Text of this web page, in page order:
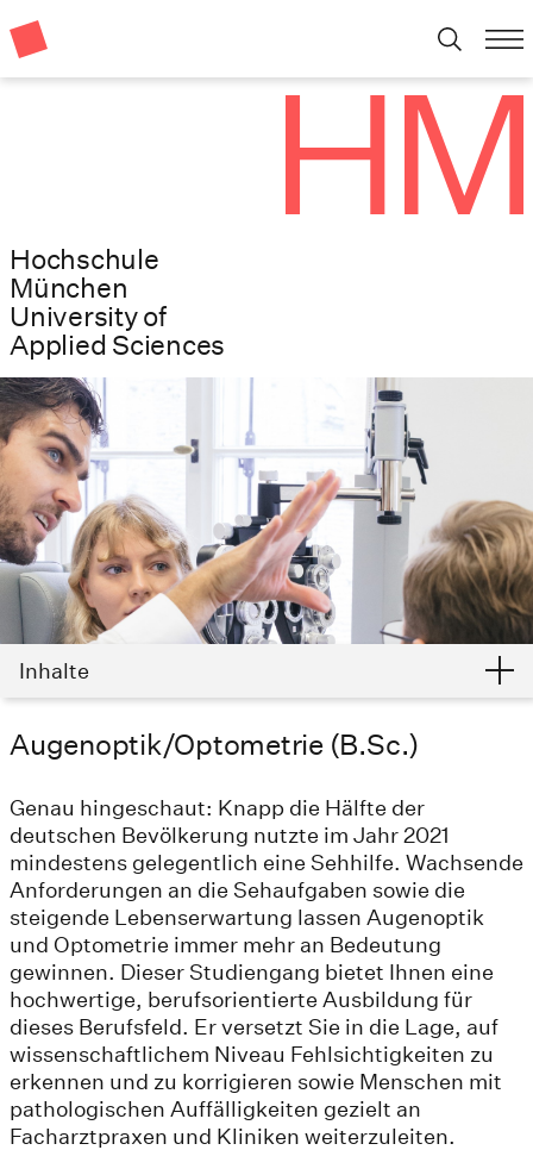
Hochschule
München
University of
Applied Sciences
Inhalte
Augenoptik/Optometrie (B.Sc.)
Genau hingeschaut: Knapp die Hälfte der
deutschen Bevölkerung nutzte im Jahr 2021
mindestens gelegentlich eine Sehhilfe. Wachsende
Anforderungen an die Sehaufgaben sowie die
steigende Lebenserwartung lassen Augenoptik
und Optometrie immer mehr an Bedeutung
gewinnen. Dieser Studiengang bietet Ihnen eine
hochwertige, berufsorientierte Ausbildung für
dieses Berufsfeld. Er versetzt Sie in die Lage, auf
wissenschaftlichem Niveau Fehlsichtigkeiten zu
erkennen und zu korrigieren sowie Menschen mit
pathologischen Auffälligkeiten gezielt an
Facharztpraxen und Kliniken weiterzuleiten.